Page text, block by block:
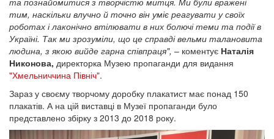
тим, наскільки влучно й точно він уміє реагувати у своїх
роботах і лаконічно втілювати в них болючі теми та події в
Україні. Так ми зрозуміли, що це справді вельми талановита
людина, з якою вийде гарна співпраця", – коментує Наталія
Никонова, директорка Музею пропаганди для видання
"Хмельниччина Північ".
Зараз у своєму творчому доробку плакатист має понад 150
плакатів. А на цій виставці в Музеї пропаганди було
представлено збірку з 2013 до 2018 року.